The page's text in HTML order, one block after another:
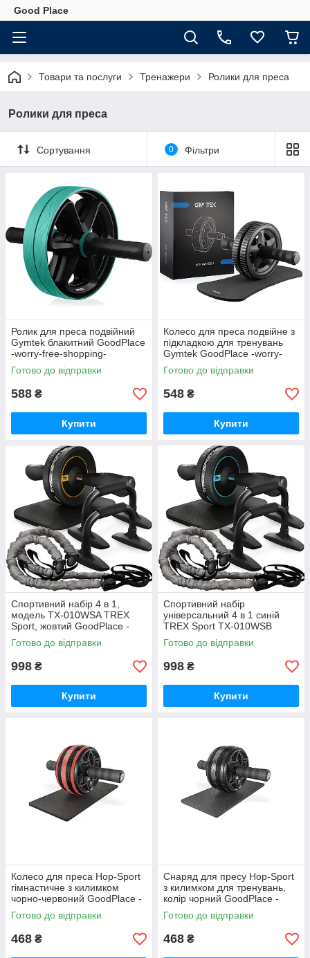
Good Place
Товари та послуги Тренажери Ролики для преса
Ролики для преса
Сортування 0 Фільтри
Ролик для преса подвійний
Gymtek блакитний GoodPlace
-worry-free-shopping-
Готово до відправки
588 ₴
Купити
Колесо для преса подвійне з
підкладкою для тренувань
Gymtek GoodPlace -worry-
free-shopping-
Готово до відправки
548 ₴
Купити
Спортивний набір 4 в 1,
модель TX-010WSA TREX
Sport, жовтий GoodPlace -
worry-free-shopping-
Готово до відправки
998 ₴
Купити
Спортивний набір
універсальний 4 в 1 синій
TREX Sport TX-010WSB
GoodPlace -worry-free-
shopping-
Готово до відправки
998 ₴
Купити
Колесо для преса Hop-Sport
гімнастичне з килимком
чорно-червоний GoodPlace -
worry-free-shopping-
Готово до відправки
468 ₴
Снаряд для пресу Hop-Sport
з килимком для тренувань,
колір чорний GoodPlace -
worry-free-shopping-
Готово до відправки
468 ₴